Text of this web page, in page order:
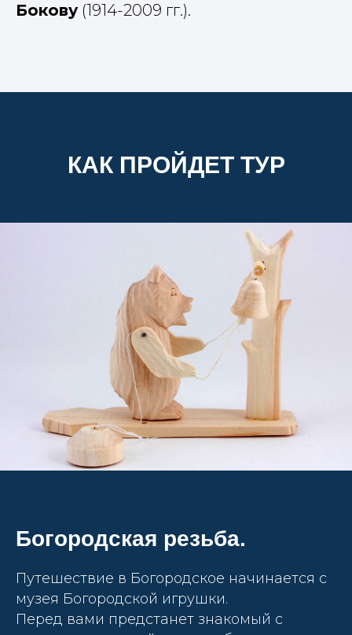
Бокову (1914-2009 гг.).
КАК ПРОЙДЕТ ТУР
Богородская резьба.
Путешествие в Богородское начинается с
музея Богородской игрушки.
Перед вами предстанет знакомый с